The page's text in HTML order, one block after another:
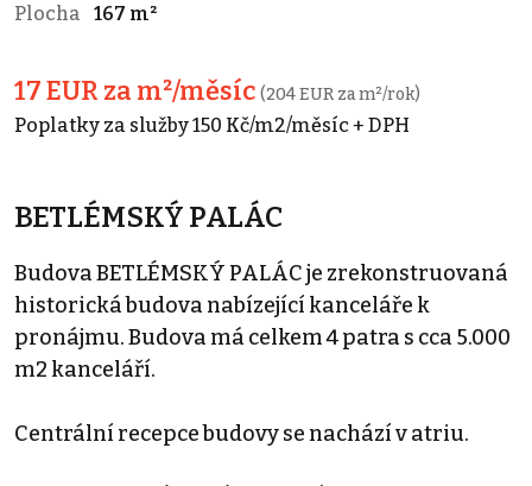
Plocha
167 m²
17 EUR za m²/měsíc (204 EUR za m²/rok)
Poplatky za služby 150 Kč/m2/měsíc + DPH
BETLÉMSKÝ PALÁC
Budova BETLÉMSKÝ PALÁC je zrekonstruovaná
historická budova nabízející kanceláře k
pronájmu. Budova má celkem 4 patra s cca 5.000
m2 kanceláří.
Centrální recepce budovy se nachází v atriu.